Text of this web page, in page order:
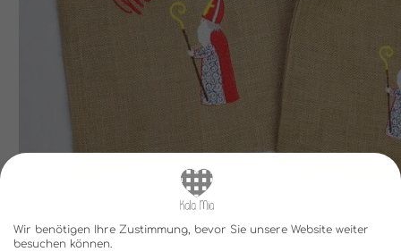
Wir benötigen Ihre Zustimmung, bevor Sie unsere Website weiter
besuchen können.